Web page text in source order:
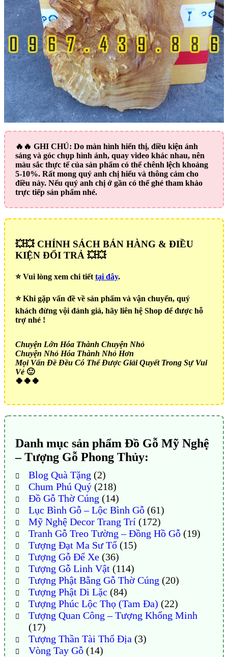
🔥🔥 GHI CHÚ: Do màn hình hiển thị, điều kiện ánh
sáng và góc chụp hình ảnh, quay video khác nhau, nên
màu sắc thực tế của sản phẩm có thể chênh lệch khoảng
5-10%. Rất mong quý anh chị hiểu và thông cảm cho
điều này. Nếu quý anh chị ở gần có thể ghé tham khảo
trực tiếp sản phẩm nhé.
💥💥 CHÍNH SÁCH BÁN HÀNG & ĐIỀU
KIỆN ĐỔI TRẢ 💥💥
⭐️ Vui lòng xem chi tiết tại đây.
⭐️ Khi gặp vấn đề về sản phẩm và vận chuyển, quý
khách đừng vội đánh giá, hãy liên hệ Shop để được hỗ
trợ nhé !
Chuyện Lớn Hóa Thành Chuyện Nhỏ
Chuyện Nhỏ Hóa Thành Nhỏ Hơn
Mọi Vấn Đề Đều Có Thể Được Giải Quyết Trong Sự Vui
Vẻ 🙂
🍀🍀🍀
Danh mục sản phẩm Đồ Gỗ Mỹ Nghệ
– Tượng Gỗ Phong Thủy:
Blog Quà Tặng (2)
Chum Phú Quý(218)
Đồ Gỗ Thờ Cúng (14)
Lục Bình Gỗ – Lộc Bình Gỗ(61)
Mỹ Nghệ Decor Trang Trí(172)
Tranh Gỗ Treo Tường – Đồng Hồ Gỗ(19)
Tượng Đạt Ma Sư Tổ(15)
Tượng Gỗ Để Xe(36)
Tượng Gỗ Linh Vật(114)
Tượng Phật Bằng Gỗ Thờ Cúng (20)
Tượng Phật Di Lặc (84)
Tượng Phúc Lộc Thọ (Tam Đa) (22)
Tượng Quan Công – Tượng Khổng Minh
(17)
Tượng Thần Tài Thổ Địa (3)
Vòng Tay Gỗ(14)